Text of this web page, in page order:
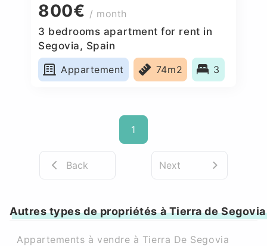
800€ / month
3 bedrooms apartment for rent in
Segovia, Spain
Appartement
74m2 3
1
Back Next
Autres types de propriétés à Tierra de Segovia
Appartements à vendre à Tierra De Segovia